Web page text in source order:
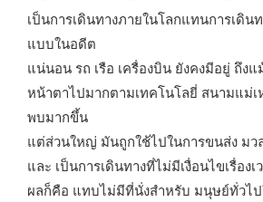
เป็นการเดินทางภายในโลกแทนการเดิน
แบบในอดีต
แน่นอน รถ เรือ เครื่องบิน ยังคงมีอยู่ ถึงแ
หน้าตาไปมากตามเทคโนโลยี่ สนามแม่
พบมากขึ้น
แต่ส่วนใหญ่ มันถูกใช้ไปในการขนส่ง ม
และ เป็นการเดินทางที่ไม่มีเงื่อนไขเรื่องเ
ผลก็คือ แทบไม่มีที่นั่งสำหรับ มนุษย์ทั่วไ